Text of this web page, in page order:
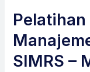
SIMRS –